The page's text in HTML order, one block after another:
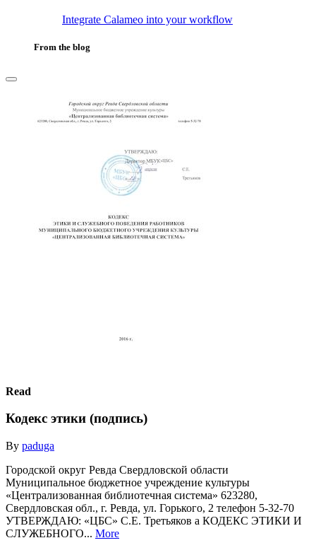
Integrate Calameo into your workflow
From the blog
Read
Кодекс этики (подпись)
By paduga
Городской округ Ревда Свердловской области
Муниципальное бюджетное учреждение культуры
«Централизованная библиотечная система» 623280,
Свердловская обл., г. Ревда, ул. Горького, 2 телефон 5-32-70
УТВЕРЖДАЮ: «ЦБС» С.Е. Третьяков а КОДЕКС ЭТИКИ И
СЛУЖЕБНОГО... More